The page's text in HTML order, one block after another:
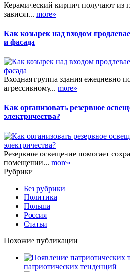
Керамический кирпич получают из
зависят... more»
Как козырек над входом
и фасада
Входная группа здания ежедневно
агрессивному... more»
Как организовать резервное
электричества?
Резервное освещение помогает
помещении... more»
Рубрики
Без рубрики
Политика
Польша
Россия
Статьи
Похожие публикации
патриотических тенденций